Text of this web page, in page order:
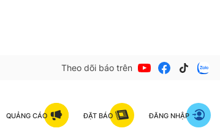
Theo dõi báo trên
QUẢNG CÁO ĐẶT BÁO ĐĂNG NHẬP